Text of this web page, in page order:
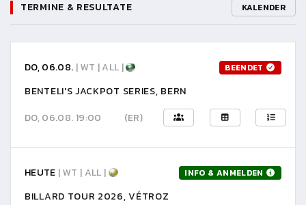
TERMINE & RESULTATE KALENDER
DO, 06.08. | WT | ALL | BEENDET
BENTELI'S JACKPOT SERIES, BERN
DO, 06.08. 19:00
(ER)
HEUTE | WT | ALL | INFO & ANMELDEN
BILLARD TOUR 2026, VÉTROZ